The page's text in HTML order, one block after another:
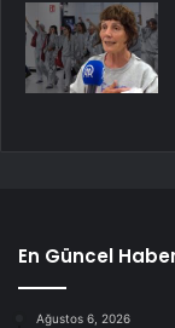
En Güncel
Ağustos 6, 2026